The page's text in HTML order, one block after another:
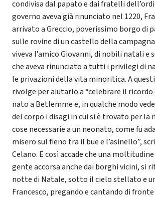
condivisa dal papato e dai fratelli
governo aveva già rinunciato nel 1220,
arrivato a Greccio, poverissimo borgo di
sulle rovine di un castello della
viveva l’amico Giovanni, di nobili natali e
che aveva rinunciato a tutti i privilegi di
le privazioni della vita minoritica. A questi
rivolge per aiutarlo a “celebrare il
nato a Betlemme e, in qualche modo
del corpo i disagi in cui si è trovato per la
cose necessarie a un neonato, come fu
misero sul fieno tra il bue e l’asinello”,
Celano. E così accade che una
gente accorsa anche dai borghi vicini, si
notte di Natale, sotto il cielo stellato e
Francesco, pregando e cantando di fronte